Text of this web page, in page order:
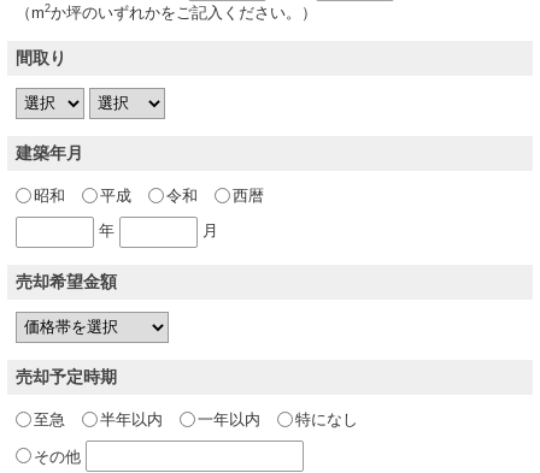
（m2か坪のいずれかをご記入ください。）
間取り
建築年月
昭和 平成 令和
西暦
年
月
売却希望金額
売却予定時期
至急 半年以内 一年以内 特になし
その他